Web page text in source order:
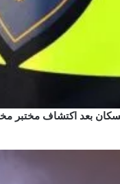
بعد اكتشاف مختبر